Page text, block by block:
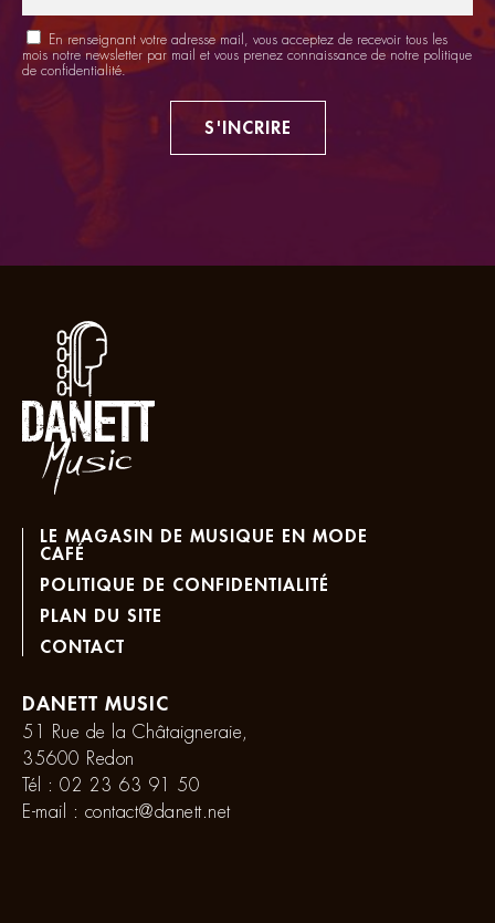
En renseignant votre adresse mail, vous acceptez de recevoir tous les
mois notre newsletter par mail et vous prenez connaissance de notre politique
de confidentialité.
S'INCRIRE
LE MAGASIN DE MUSIQUE EN MODE
CAFÉ
POLITIQUE DE CONFIDENTIALITÉ
PLAN DU SITE
CONTACT
DANETT MUSIC
51 Rue de la Châtaigneraie,
35600 Redon
Tél : 02 23 63 91 50
E-mail : contact@danett.net